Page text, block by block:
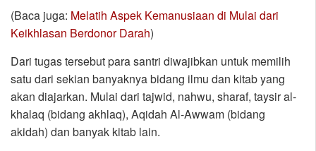
(Baca juga: Melatih Aspek Kemanusiaan di Mulai dari
Keikhlasan Berdonor Darah)
Dari tugas tersebut para santri diwajibkan untuk memilih
satu dari sekian banyaknya bidang ilmu dan kitab yang
akan diajarkan. Mulai dari tajwid, nahwu, sharaf, taysir al-
khalaq (bidang akhlaq), Aqidah Al-Awwam (bidang
akidah) dan banyak kitab lain.